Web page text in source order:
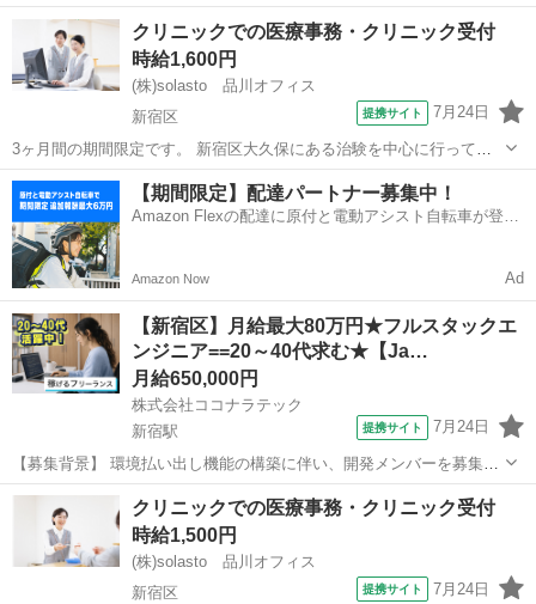
います。 【作業内容】 Ruby、JavaScript、Vue.jsを用いて既存アプリ
の開発対応をメインに行います。 【求める人物像】 【ポジションの魅
力...
東京 新宿区 新宿駅 プログラマー
クリニックでの医療事務・クリニック受付
時給1,600円
(株)solasto 品川オフィス
新宿区
提携サイト 7月24日
3ヶ月間の期間限定です。 新宿区大久保にある治験を中心に行ってい
るクリニックで、医療事務の派遣スタッフ募集です。 初診・再診対
応、会計、レセプト作成・点検・請求・返戻・査定対応、電子カルテ
操作などの医療事務業務を中心に、集...
東京 新宿区 データ入力
【期間限定】配達パートナー募集中！
Amazon Flexの配達に原付と電動アシスト自転車が登
Amazon Now Ad
【新宿区】月給最大80万円★フルスタックエ
ンジニア==20～40代求む★【Ja…
月給650,000円
株式会社ココナラテック
新宿駅
提携サイト 7月24日
【募集背景】 環境払い出し機能の構築に伴い、開発メンバーを募集し
ています。 【作業内容】 ゲノム系の小規模向け環境払い出し機能構築
に向け、各システムの作成を担当していただきます。フロントエン
ド、API、詳細設計、開発、テス...
東京 新宿区 新宿駅 プログラマー
クリニックでの医療事務・クリニック受付
時給1,500円
(株)solasto 品川オフィス
新宿区
提携サイト 7月24日